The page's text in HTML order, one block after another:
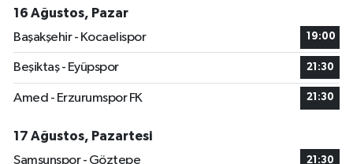
16 Ağustos, Pazar
Başakşehir - Kocaelispor
19:00
Beşiktaş - Eyüpspor 21:30
Amed - Erzurumspor FK 21:30
17 Ağustos, Pazartesi
Samsunspor - Göztepe
21:30